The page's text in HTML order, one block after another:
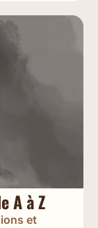
A à Z
et